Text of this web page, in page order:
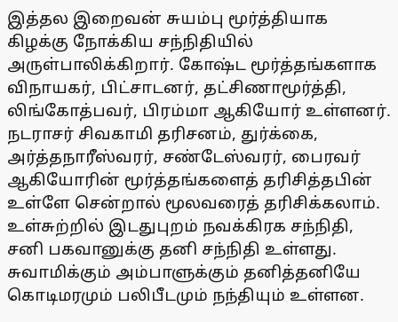
இத்தல இறைவன் சுயம்பு மூர்த்தியாக
கிழக்கு நோக்கிய சந்நிதியில்
அருள்பாலிக்கிறார். கோஷ்ட மூர்த்தங்களாக
விநாயகர், பிட்சாடனர், தட்சிணாமூர்த்தி,
லிங்கோத்பவர், பிரம்மா ஆகியோர் உள்ளனர்.
நடராசர் சிவகாமி தரிசனம், துர்க்கை,
அர்த்தநாரீஸ்வரர், சண்டேஸ்வரர், பைரவர்
ஆகியோரின் மூர்த்தங்களைத் தரிசித்தபின்
உள்ளே சென்றால் மூலவரைத் தரிசிக்கலாம்.
உள்சுற்றில் இடதுபுறம் நவக்கிரக சந்நிதி,
சனி பகவானுக்கு தனி சந்நிதி உள்ளது.
சுவாமிக்கும் அம்பாளுக்கும் தனித்தனியே
கொடிமரமும் பலிபீடமும் நந்தியும் உள்ளன.